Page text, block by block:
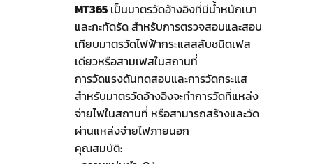
MT365เป็นมาตรวัดอ้างอิงที่มีน้ำหนักเบา
และกะทัดรัด สำหรับการตรวจสอบและสอบ
เทียบมาตรวัดไฟฟ้ากระแสสลับชนิดเฟส
เดียวหรือสามเฟสในสถานที่
การวัดแรงดันทดสอบและการวัดกระแส
สำหรับมาตรวัดอ้างอิงจะทำการวัดที่แหล่ง
จ่ายไฟในสถานที่ หรือสามารถสร้างและวัด
ผ่านแหล่งจ่ายไฟภายนอก
คุณสมบัติ: